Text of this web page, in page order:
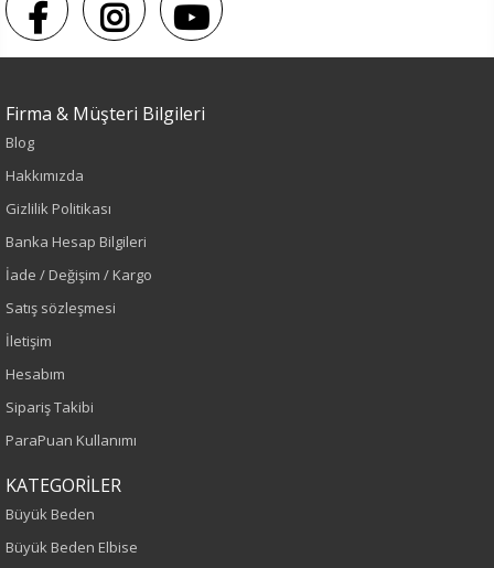
Sezon : YAZLIK
Renk
Sezon
Yaş Grubu
Yetişkin
Kalıp
Boy
Firma & Müşteri Bilgileri
Blog
Hakkımızda
Gizlilik Politikası
Banka Hesap Bilgileri
İade / Değişim / Kargo
Satış sözleşmesi
İletişim
Hesabım
Sipariş Takibi
ParaPuan Kullanımı
KATEGORİLER
Büyük Beden
Büyük Beden Elbise